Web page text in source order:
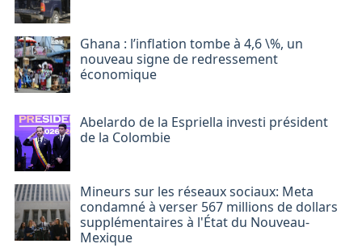
Ghana : l’inflation tombe à 4,6 \%, un
nouveau signe de redressement
économique
Abelardo de la Espriella investi président
de la Colombie
Mineurs sur les réseaux sociaux: Meta
condamné à verser 567 millions de dollars
supplémentaires à l'État du Nouveau-
Mexique